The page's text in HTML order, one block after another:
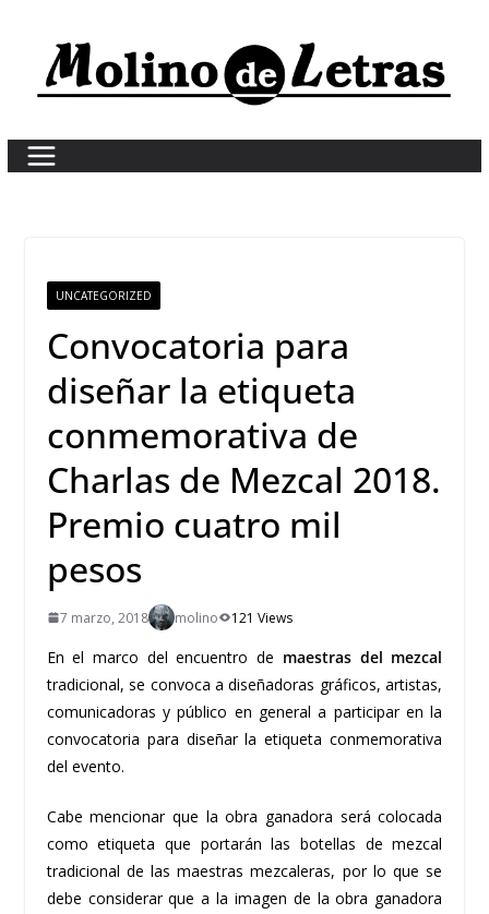
content
UNCATEGORIZED
Convocatoria para
diseñar la etiqueta
conmemorativa de
Charlas de Mezcal 2018.
Premio cuatro mil
pesos
7 marzo, 2018 molino 121 Views
En el marco del encuentro de maestras del mezcal
tradicional, se convoca a diseñadoras gráficos, artistas,
comunicadoras y público en general a participar en la
convocatoria para diseñar la etiqueta conmemorativa
del evento.
Cabe mencionar que la obra ganadora será colocada
como etiqueta que portarán las botellas de mezcal
tradicional de las maestras mezcaleras, por lo que se
debe considerar que a la imagen de la obra ganadora